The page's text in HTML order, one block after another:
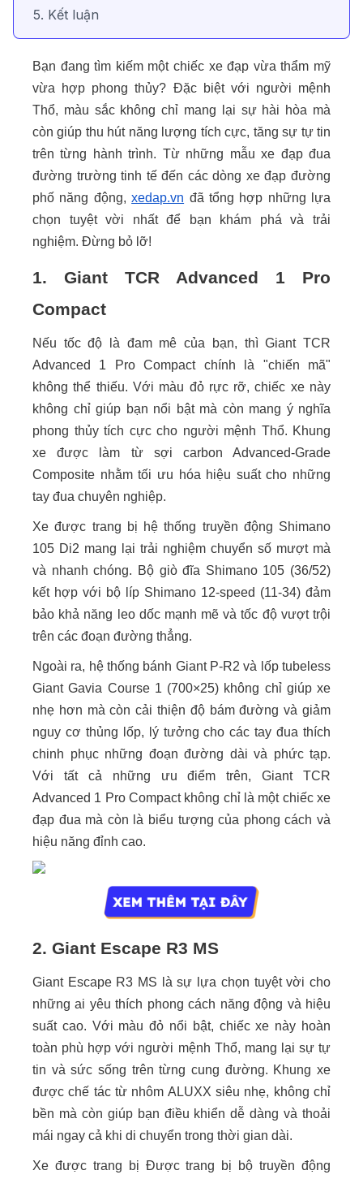
5. Kết luận
Bạn đang tìm kiếm một chiếc xe đạp vừa thẩm mỹ
vừa hợp phong thủy? Đặc biệt với người mệnh
Thổ, màu sắc không chỉ mang lại sự hài hòa mà
còn giúp thu hút năng lượng tích cực, tăng sự tự tin
trên từng hành trình. Từ những mẫu xe đạp đua
đường trường tinh tế đến các dòng xe đạp đường
phố năng động,xedap.vn đã tổng hợp những lựa
chọn tuyệt vời nhất để bạn khám phá và trải
nghiệm. Đừng bỏ lỡ!
1. Giant TCR Advanced 1 Pro
Compact
Nếu tốc độ là đam mê của bạn, thì Giant TCR
Advanced 1 Pro Compact chính là "chiến mã"
không thể thiếu. Với màu đỏ rực rỡ, chiếc xe này
không chỉ giúp bạn nổi bật mà còn mang ý nghĩa
phong thủy tích cực cho người mệnh Thổ. Khung
xe được làm từ sợi carbon Advanced-Grade
Composite nhằm tối ưu hóa hiệu suất cho những
tay đua chuyên nghiệp.
Xe được trang bị hệ thống truyền động Shimano
105 Di2 mang lại trải nghiệm chuyển số mượt mà
và nhanh chóng. Bộ giò đĩa Shimano 105 (36/52)
kết hợp với bộ líp Shimano 12-speed (11-34) đảm
bảo khả năng leo dốc mạnh mẽ và tốc độ vượt trội
trên các đoạn đường thẳng.
Ngoài ra, hệ thống bánh Giant P-R2 và lốp tubeless
Giant Gavia Course 1 (700×25) không chỉ giúp xe
nhẹ hơn mà còn cải thiện độ bám đường và giảm
nguy cơ thủng lốp, lý tưởng cho các tay đua thích
chinh phục những đoạn đường dài và phức tạp.
Với tất cả những ưu điểm trên, Giant TCR
Advanced 1 Pro Compact không chỉ là một chiếc xe
đạp đua mà còn là biểu tượng của phong cách và
hiệu năng đỉnh cao.
2. Giant Escape R3 MS
Giant Escape R3 MS là sự lựa chọn tuyệt vời cho
những ai yêu thích phong cách năng động và hiệu
suất cao. Với màu đỏ nổi bật, chiếc xe này hoàn
toàn phù hợp với người mệnh Thổ, mang lại sự tự
tin và sức sống trên từng cung đường. Khung xe
được chế tác từ nhôm ALUXX siêu nhẹ, không chỉ
bền mà còn giúp bạn điều khiển dễ dàng và thoải
mái ngay cả khi di chuyển trong thời gian dài.
Xe được trang bị Được trang bị bộ truyền động